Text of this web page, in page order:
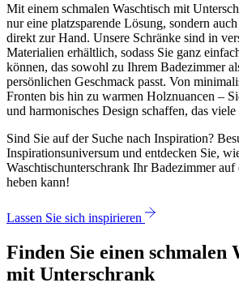
Mit einem schmalen Waschtisch mit
nur eine platzsparende Lösung, sondern
direkt zur Hand. Unsere Schränke sind in
Materialien erhältlich, sodass Sie ganz
können, das sowohl zu Ihrem Badezimmer
persönlichen Geschmack passt. Von
Fronten bis hin zu warmen Holznuancen –
und harmonisches Design schaffen, das viele
Sind Sie auf der Suche nach Inspiration?
Inspirationsuniversum und entdecken Sie,
Waschtischunterschrank Ihr Badezimmer auf
heben kann!
Lassen Sie sich inspirieren
Finden Sie einen schmalen
mit Unterschrank